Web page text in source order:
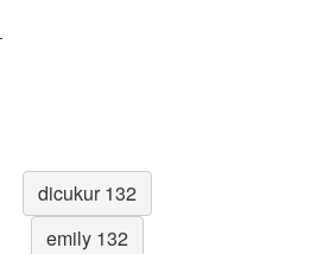
dicukur 132
emily 132